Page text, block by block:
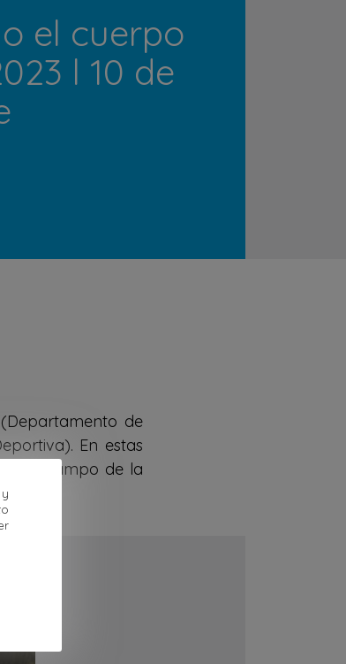
el cuerpo
l 10 de
(Departamento de
En estas
y el campo de la